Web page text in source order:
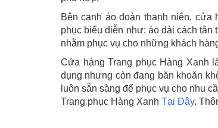
Bên cạnh áo đoàn thanh niên, cửa
phục biểu diễn như: áo dài cách tân
nhằm phục vụ cho những khách
Cửa hàng Trang phục Hàng Xanh
dụng nhưng còn đang băn khoăn
luôn sẵn sàng để phục vụ cho nhu
Trang phục Hàng Xanh Tại Đây.